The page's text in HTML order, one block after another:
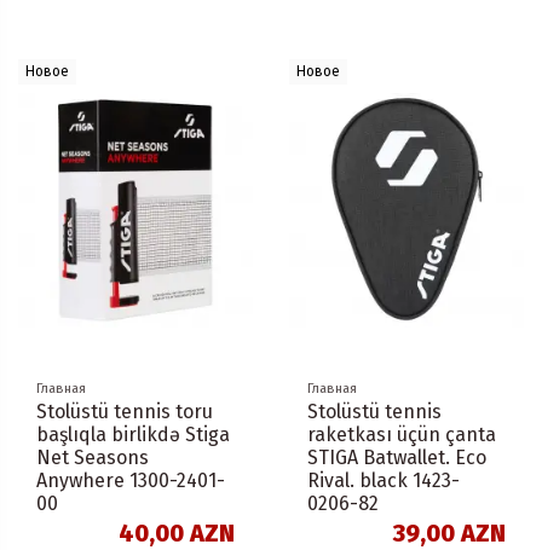
Новое
Главная
Stolüstü tennis toru
başlıqla birlikdə Stiga
Net Seasons
Anywhere 1300-2401-
00
40,00 AZN
Новое
Главная
Stolüstü tennis
raketkası üçün çanta
STIGA Batwallet. Eco
Rival. black 1423-
0206-82
39,00 AZN